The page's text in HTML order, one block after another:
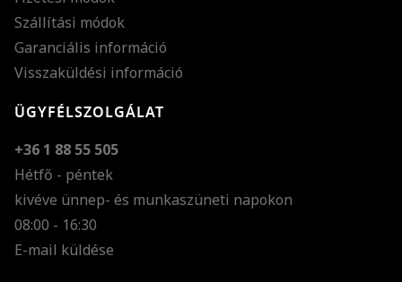
Szállítási módok
Garanciális információ
Visszaküldési információ
ÜGYFÉLSZOLGÁLAT
+36 1 88 55 505
Hétfő - péntek
kivéve ünnep- és munkaszüneti napokon
08:00 - 16:30
E-mail küldése